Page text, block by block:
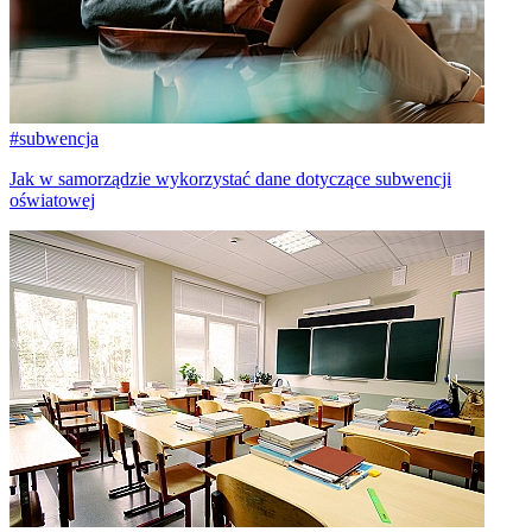
#subwencja
Jak w samorządzie wykorzystać dane dotyczące subwencji
oświatowej